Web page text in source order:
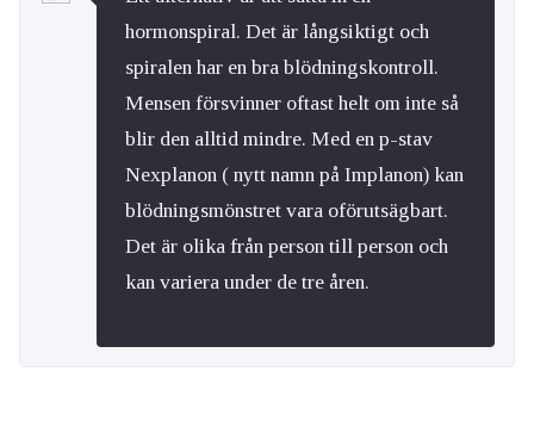
hormonspiral. Det är långsiktigt och
spiralen har en bra blödningskontroll.
Mensen försvinner oftast helt om inte så
blir den alltid mindre. Med en p-stav
Nexplanon ( nytt namn på Implanon) kan
blödningsmönstret vara oförutsägbart.
Det är olika från person till person och
kan variera under de tre åren.